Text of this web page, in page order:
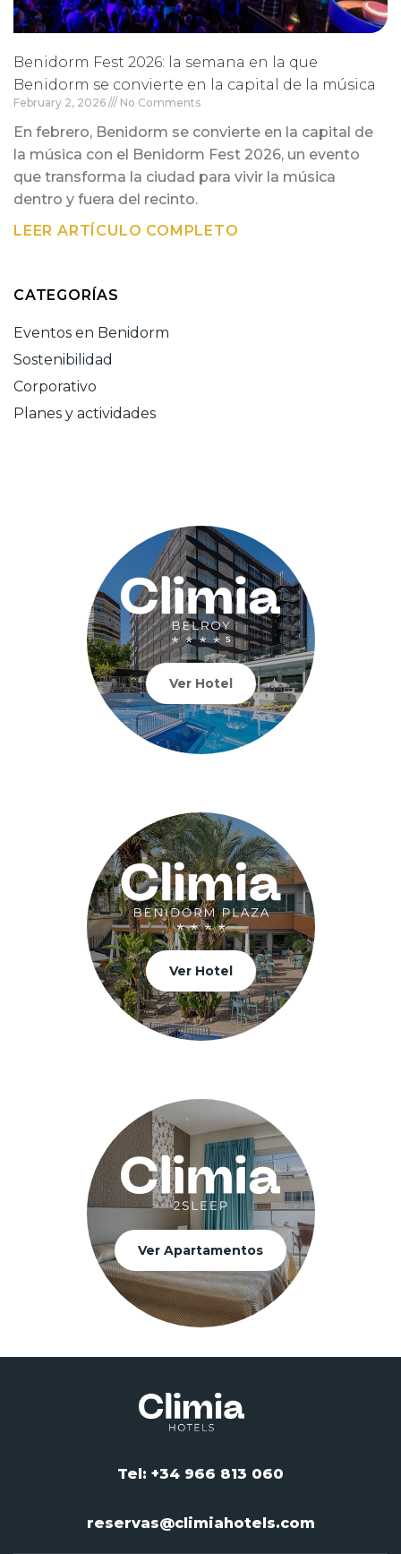
Benidorm Fest 2026: la semana en la que
Benidorm se convierte en la capital de la música
February 2, 2026 No Comments
En febrero, Benidorm se convierte en la capital de
la música con el Benidorm Fest 2026, un evento
que transforma la ciudad para vivir la música
dentro y fuera del recinto.
LEER ARTÍCULO COMPLETO
CATEGORÍAS
Eventos en Benidorm
Sostenibilidad
Corporativo
Planes y actividades
Ver Hotel
Ver Hotel
Ver Apartamentos
Tel: +34 966 813 060
reservas@climiahotels.com